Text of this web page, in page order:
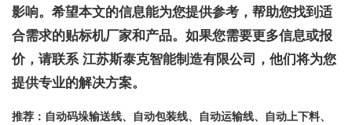
影响。希望本文的信息能为您提供参考，帮助您找到适
合需求的贴标机厂家和产品。如果您需要更多信息或报
价，请联系 江苏斯泰克智能制造有限公司 ，他们将为您
提供专业的解决方案。
推荐：自动码垛输送线、自动包装线、自动运输线、自动上下料、